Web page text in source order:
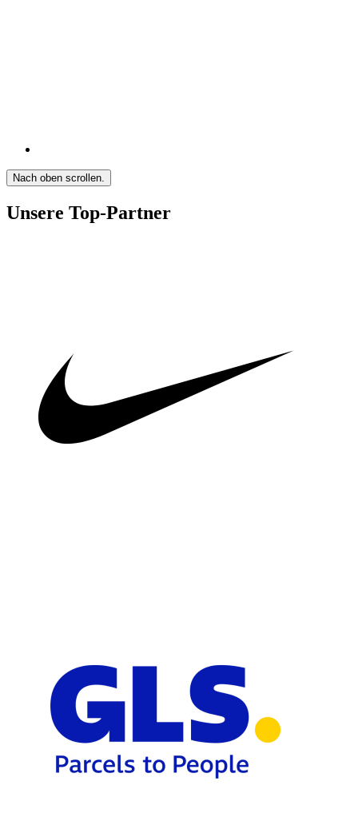
Nach oben scrollen.
Unsere Top-Partner